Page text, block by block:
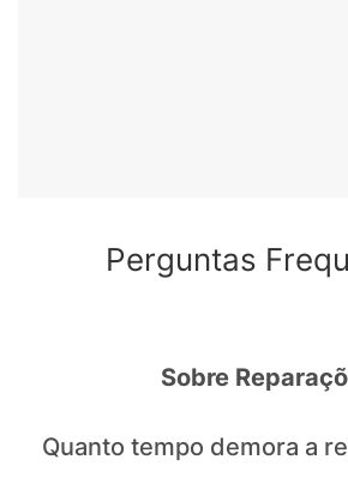
Perguntas
Sobre
Quanto tempo demora a